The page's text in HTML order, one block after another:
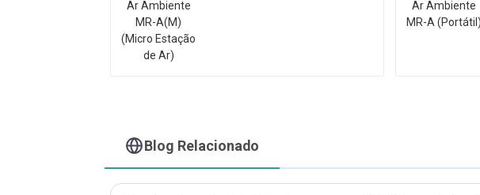
Blog Relacionado